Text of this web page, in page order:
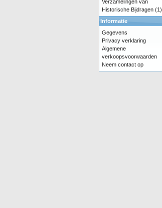
Verzamelingen van
Historische Bijdragen (1)
Informatie
Gegevens
Privacy verklaring
Algemene
verkoopsvoorwaarden
Neem contact op